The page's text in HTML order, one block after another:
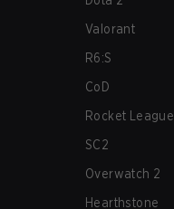
Valorant
R6:S
CoD
Rocket League
SC2
Overwatch 2
Hearthstone